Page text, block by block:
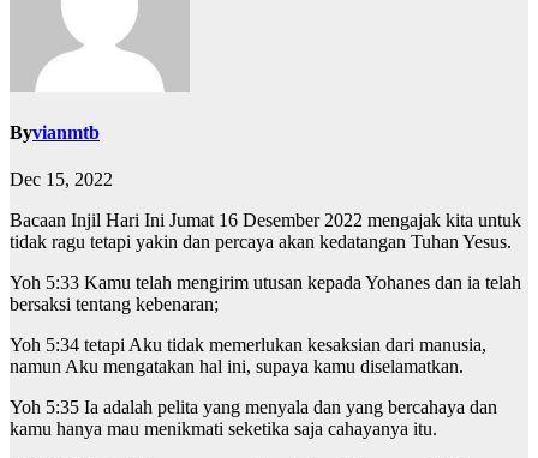
Byvianmtb
Dec 15, 2022
Bacaan Injil Hari Ini Jumat 16 Desember 2022 mengajak kita untuk
tidak ragu tetapi yakin dan percaya akan kedatangan Tuhan Yesus.
Yoh 5:33 Kamu telah mengirim utusan kepada Yohanes dan ia telah
bersaksi tentang kebenaran;
Yoh 5:34 tetapi Aku tidak memerlukan kesaksian dari manusia,
namun Aku mengatakan hal ini, supaya kamu diselamatkan.
Yoh 5:35 Ia adalah pelita yang menyala dan yang bercahaya dan
kamu hanya mau menikmati seketika saja cahayanya itu.